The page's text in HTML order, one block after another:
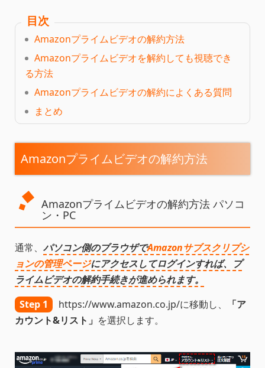
目次
Amazonプライムビデオの解約方法
Amazonプライムビデオを解約しても視聴でき
る方法
Amazonプライムビデオの解約によくある質問
まとめ
Amazonプライムビデオの解約方法
Amazonプライムビデオの解約方法 パソコ
ン・PC
通常、 パソコン側のブラウザでAmazonサブスクリプシ
ョンの管理ページにアクセスしてログインすれば、プ
ライムビデオの解約手続きが進められます。
Step 1
https://www.amazon.co.jp/に移動し、
「ア
カウント&リスト」 を選択します。